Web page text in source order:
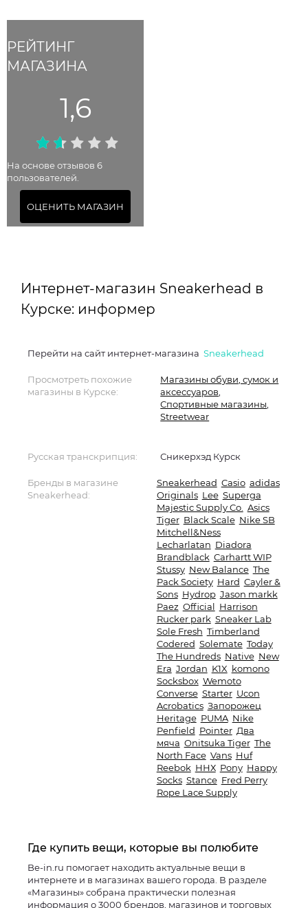
РЕЙТИНГ
МАГАЗИНА
1,6
На основе отзывов 6
пользователей.
ОЦЕНИТЬ МАГАЗИН
Интернет-магазин Sneakerhead в
Курске: информер
Перейти на сайт интернет-магазина Sneakerhead
Просмотреть похожие
магазины в Курске:
Магазины обуви, сумок и
аксессуаров
Спортивные магазины
Streetwear
Русская транскрипция: Сникерхэд Курск
Бренды в магазине
Sneakerhead:
Sneakerhead Casio adidas
Originals Lee Superga
Majestic Supply Co. Asics
Tiger Black Scale Nike SB
Mitchell&Ness
Lecharlatan Diadora
Brandblack Carhartt WIP
Stussy New Balance The
Pack Society Hard Cayler &
Sons Hydrop Jason markk
Paez Official Harrison
Rucker park Sneaker Lab
Sole Fresh Timberland
Codered Solemate Today
The Hundreds Native New
Era Jordan K1X komono
Socksbox Wemoto
Converse Starter Ucon
Acrobatics Запорожец
Heritage PUMA Nike
Penfield Pointer Два
мяча Onitsuka Tiger The
North Face Vans Huf
Reebok ННХ Pony Happy
Socks Stance Fred Perry
Rope Lace Supply
Где купить вещи, которые вы полюбите
Be-in.ru помогает находить актуальные вещи в
интернете и в магазинах вашего города. В разделе
«Магазины» собрана практически полезная
информация о 3000 брендов, магазинов и торговых